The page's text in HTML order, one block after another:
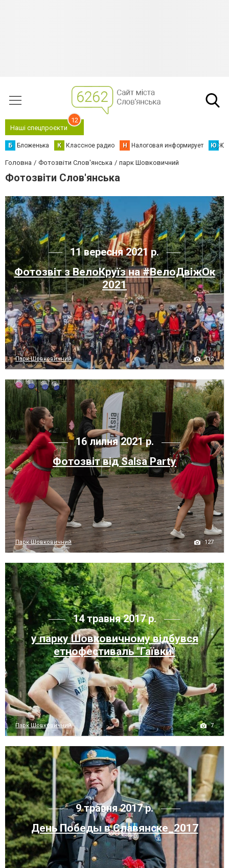
Наші спецпроєкти
12
Б Бложенька К Классное радио Н Налоговая информирует Ю
Головна Фотозвіти Слов'янська парк Шовковичний
Фотозвіти Слов'янська
11 вересня 2021 р.
Фотозвіт з ВелоКруїз на #ВелоДвіжОк
2021
Парк Шовковичний 112
16 липня 2021 р.
Фотозвіт від Salsa Party
Парк Шовковичний 127
14 травня 2017 р.
у парку Шовковичному відбувся
етнофестиваль "Гаївки"
Парк Шовковичний 7
9 травня 2017 р.
День Победы в Славянске_2017